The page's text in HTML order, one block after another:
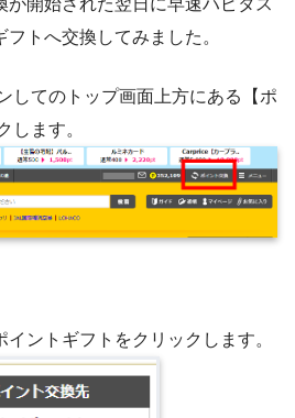
が開始された翌日に早速ハピタス
トへ交換してみました。
してのトップ画面上方にある【ポ
します。
ントギフトをクリックします。